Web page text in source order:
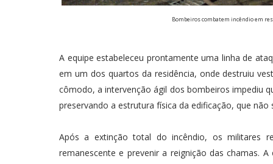
Bombeiros combatem incêndio em
A equipe estabeleceu prontamente uma linha de
em um dos quartos da residência, onde destruiu
cômodo, a intervenção ágil dos bombeiros impediu
preservando a estrutura física da edificação, que não
Após a extinção total do incêndio, os militares
remanescente e prevenir a reignição das chamas.